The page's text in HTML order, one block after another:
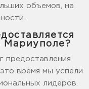
объемов, на
Мариуполе?
предоставления
время мы успели
лидеров.